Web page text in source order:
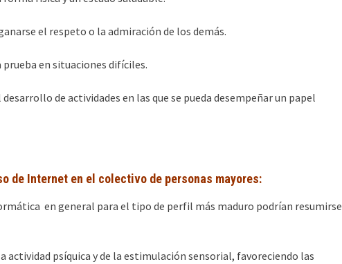
el respeto o la admiración de los demás.
prueba en situaciones difíciles.
de actividades en las que se pueda desempeñar un papel
de Internet en el colectivo de personas mayores:
en general para el tipo de perfil más maduro podrían resumirse
actividad psíquica y de la estimulación sensorial, favoreciendo las